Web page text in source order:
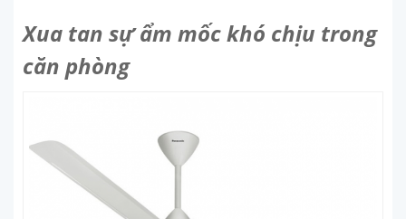
Xua tan sự ẩm mốc khó chịu trong
căn phòng